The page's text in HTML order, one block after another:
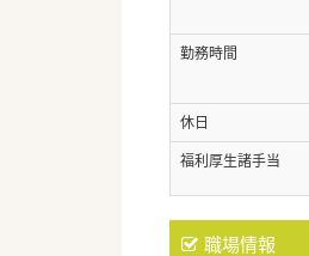
勤務時間
休日
福利厚生諸手当
職場情報